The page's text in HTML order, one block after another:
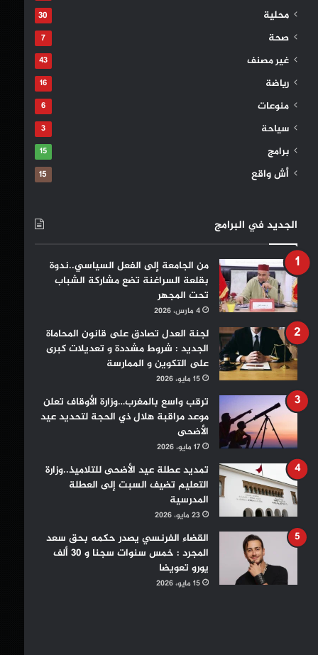
محلية 30
صحة 7
غير مصنف 43
رياضة 16
منوعات 6
سياحة 3
برامج 15
أش واقع 15
الجديد في البرامج
من الجامعة إلى الفعل السياسي..ندوة
بقلعة السراغنة تضع مشاركة الشباب
تحت المجهر
4 مارس، 2026
لجنة العدل تصادق على قانون المحاماة
الجديد : شروط مشددة و تعديلات كبرى
على التكوين و الممارسة
15 مايو، 2026
ترقب واسع بالمغرب…وزارة الأوقاف تعلن
موعد مراقبة هلال ذي الحجة لتحديد عيد
الأضحى
17 مايو، 2026
تمديد عطلة عيد الأضحى للتلاميذ..وزارة
التعليم تضيف السبت إلى العطلة
المدرسية
23 مايو، 2026
القضاء الفرنسي يصدر حكمه بحق سعد
المجرد : خمس سنوات سجنا و 30 ألف
يورو تعويضا
15 مايو، 2026